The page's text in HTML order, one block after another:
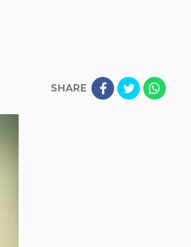
SHARE